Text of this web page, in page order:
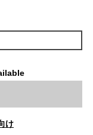
け